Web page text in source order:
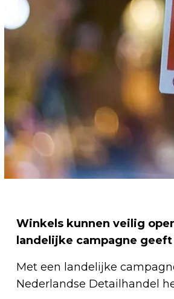
Winkels kunnen veilig
landelijke campagne
Met een landelijke
Nederlandse Detailhandel